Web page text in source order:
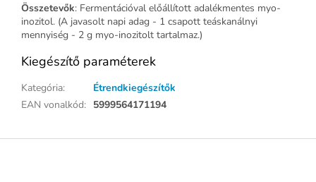
Összetevők: Fermentációval előállított adalékmentes myo-
inozitol. (A javasolt napi adag - 1 csapott teáskanálnyi
mennyiség - 2 g myo-inozitolt tartalmaz.)
Kiegészítő paraméterek
Kategória:
Étrendkiegészítők
EAN vonalkód: 5999564171194
L